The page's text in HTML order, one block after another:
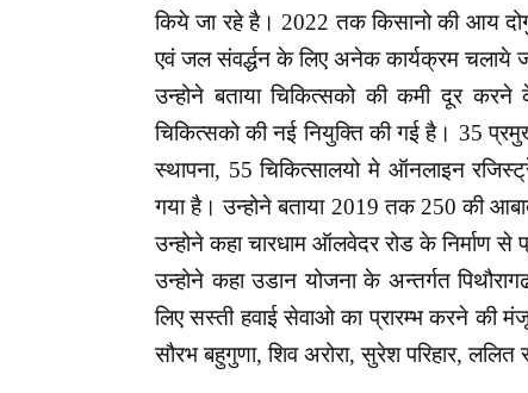
किये जा रहे है। 2022 तक किसानो की आय
एवं जल संवर्द्धन के लिए अनेक कार्यक्रम चलाये
उन्होने बताया चिकित्सको की कमी दूर
चिकित्सको की नई नियुक्ति की गई है। 35
स्थापना, 55 चिकित्सालयो मे ऑनलाइन
गया है। उन्होने बताया 2019 तक 250 की
उन्होने कहा चारधाम ऑलवेदर रोड के निर्माण से
उन्होने कहा उडान योजना के अन्तर्गत
लिए सस्ती हवाई सेवाओ का प्रारम्भ करने की
सौरभ बहुगुणा, शिव अरोरा, सुरेश परिहार,